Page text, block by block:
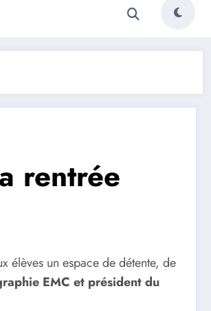
rentrée
élèves un espace de détente, de
EMC et président du